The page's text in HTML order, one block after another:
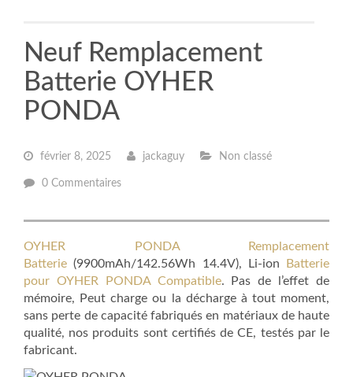
Neuf Remplacement
Batterie OYHER
PONDA
février 8, 2025 jackaguy Non classé
0 Commentaires
OYHER PONDA Remplacement
Batterie (9900mAh/142.56Wh 14.4V), Li-ion
Batterie
pour OYHER PONDA Compatible. Pas de l’effet de
mémoire, Peut charge ou la décharge à tout moment,
sans perte de capacité fabriqués en matériaux de haute
qualité, nos produits sont certifiés de CE, testés par le
fabricant.